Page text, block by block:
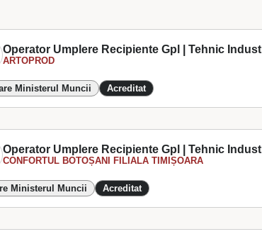
Operator Umplere Recipiente Gpl | Tehnic
ARTOPROD
Ministerul Muncii Acreditat
Operator Umplere Recipiente Gpl | Tehnic
CONFORTUL BOTOȘANI FILIALA TIMIȘOARA
Ministerul Muncii Acreditat